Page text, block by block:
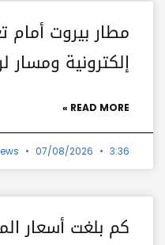
مطار بيروت أمام
إلكترونية ومسار
READ MORE »
07/08/2026 3:36 م
كم بلغت أسعار